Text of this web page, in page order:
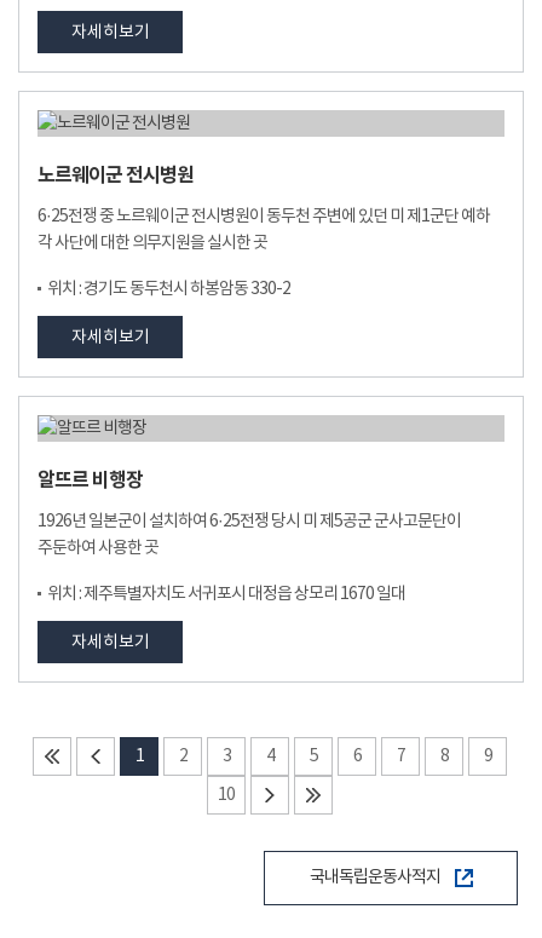
자세히보기
노르웨이군 전시병원
6·25전쟁 중 노르웨이군 전시병원이 동두천 주변에 있던 미 제1군단 예하
각 사단에 대한 의무지원을 실시한 곳
위치 : 경기도 동두천시 하봉암동 330-2
자세히보기
알뜨르 비행장
1926년 일본군이 설치하여 6·25전쟁 당시 미 제5공군 군사고문단이
주둔하여 사용한 곳
위치 : 제주특별자치도 서귀포시 대정읍 상모리 1670 일대
자세히보기
1 2 3 4 5 6 7 8
9
10
국내독립운동사적지